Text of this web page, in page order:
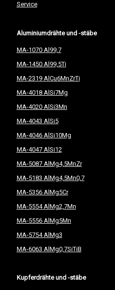
Service
Aluminiumdrähte und -stäbe
MA-1070 Al99,7
MA-1450 Al99,5Ti
MA-2319 AlCu6MnZrTi
MA-4018 AlSi7Mg
MA-4020 AlSi3Mn
MA-4043 AlSi5
MA-4046 AlSi10Mg
MA-4047 AlSi12
MA-5087 AlMg4,5MnZr
MA-5183 AlMg4,5Mn0,7
MA-5356 AlMg5Cr
MA-5554 AlMg2,7Mn
MA-5556 AlMg5Mn
MA-5754 AlMg3
MA-6063 AlMg0,7SiTiB
Kupferdrähte und -stäbe